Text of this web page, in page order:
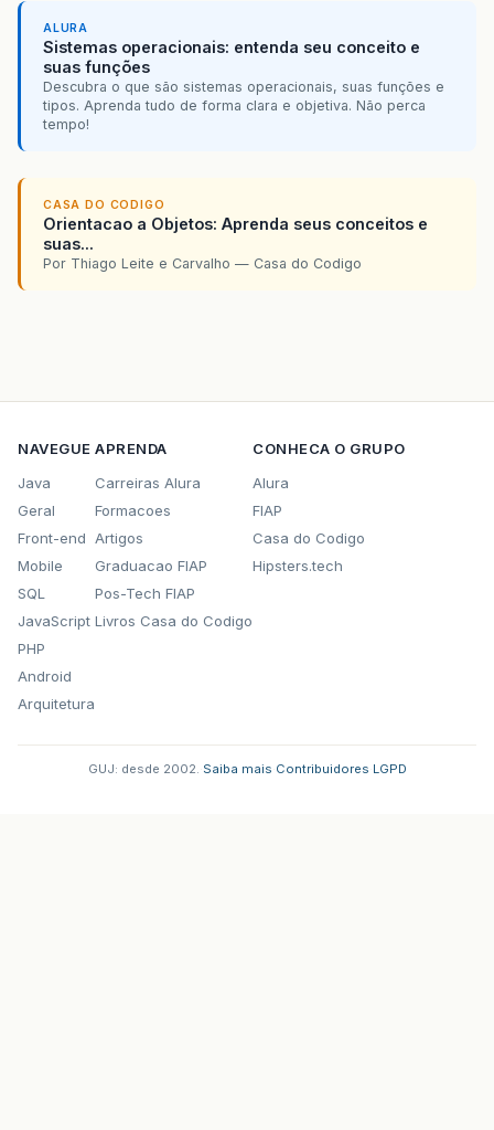
ALURA
Sistemas operacionais: entenda seu conceito e
suas funções
Descubra o que são sistemas operacionais, suas funções e
tipos. Aprenda tudo de forma clara e objetiva. Não perca
tempo!
CASA DO CODIGO
Orientacao a Objetos: Aprenda seus conceitos e
suas...
Por Thiago Leite e Carvalho — Casa do Codigo
NAVEGUE
Java
Geral
Front-end
Mobile
SQL
JavaScript
PHP
Android
Arquitetura
APRENDA
Carreiras Alura
Formacoes
Artigos
Graduacao FIAP
Pos-Tech FIAP
Livros Casa do Codigo
CONHECA O GRUPO
Alura
FIAP
Casa do Codigo
Hipsters.tech
GUJ: desde 2002. Saiba mais Contribuidores LGPD